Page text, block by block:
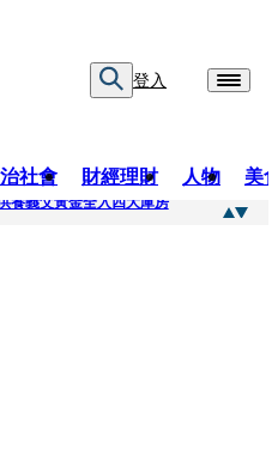
登入
社會 財經理財 人物 美
養義父黃金全入四大庫房